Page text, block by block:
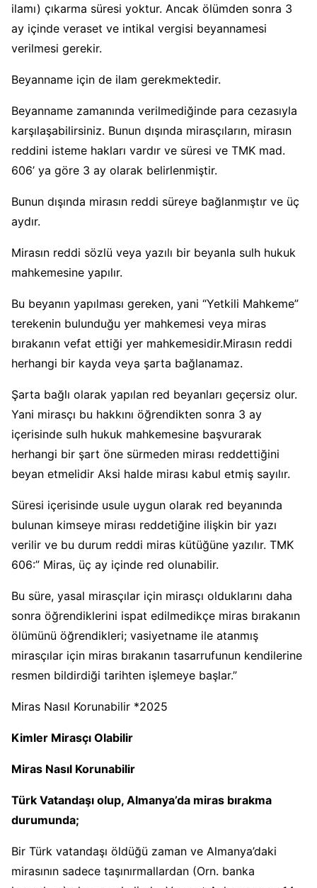
ilamı) çıkarma süresi yoktur. Ancak ölümden sonra 3
ay içinde veraset ve intikal vergisi beyannamesi
verilmesi gerekir.
Beyanname için de ilam gerekmektedir.
Beyanname zamanında verilmediğinde para cezasıyla
karşılaşabilirsiniz. Bunun dışında mirasçıların, mirasın
reddini isteme hakları vardır ve süresi ve TMK mad.
606’ ya göre 3 ay olarak belirlenmiştir.
Bunun dışında mirasın reddi süreye bağlanmıştır ve üç
aydır.
Mirasın reddi sözlü veya yazılı bir beyanla sulh hukuk
mahkemesine yapılır.
Bu beyanın yapılması gereken, yani “Yetkili Mahkeme”
terekenin bulunduğu yer mahkemesi veya miras
bırakanın vefat ettiği yer mahkemesidir.Mirasın reddi
herhangi bir kayda veya şarta bağlanamaz.
Şarta bağlı olarak yapılan red beyanları geçersiz olur.
Yani mirasçı bu hakkını öğrendikten sonra 3 ay
içerisinde sulh hukuk mahkemesine başvurarak
herhangi bir şart öne sürmeden mirası reddettiğini
beyan etmelidir Aksi halde mirası kabul etmiş sayılır.
Süresi içerisinde usule uygun olarak red beyanında
bulunan kimseye mirası reddetiğine ilişkin bir yazı
verilir ve bu durum reddi miras kütüğüne yazılır. TMK
606:” Miras, üç ay içinde red olunabilir.
Bu süre, yasal mirasçılar için mirasçı olduklarını daha
sonra öğrendiklerini ispat edilmedikçe miras bırakanın
ölümünü öğrendikleri; vasiyetname ile atanmış
mirasçılar için miras bırakanın tasarrufunun kendilerine
resmen bildirdiği tarihten işlemeye başlar.”
Miras Nasıl Korunabilir *2025
Kimler Mirasçı Olabilir
Miras Nasıl Korunabilir
Türk Vatandaşı olup, Almanya’da miras bırakma
durumunda;
Bir Türk vatandaşı öldüğü zaman ve Almanya’daki
mirasının sadece taşınırmallardan (Orn. banka